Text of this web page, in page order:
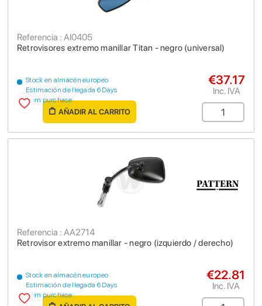
Retrovisores extremo manillar Titan - negro (universal)
Referencia : AI0405
Stock en almacén europeo
Estimación de llegada 6 Days
from purchase
€37.17
Inc. IVA
AÑADIR AL CARRITO
Retrovisor extremo manillar - negro (izquierdo / derecho)
Referencia : AA2714
Stock en almacén europeo
Estimación de llegada 6 Days
from purchase
€22.81
Inc. IVA